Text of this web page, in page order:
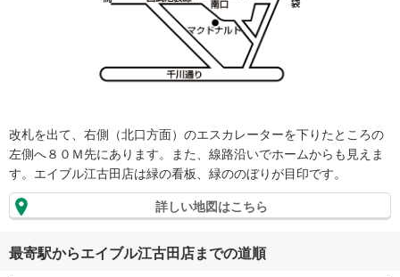
改札を出て、右側（北口方面）のエスカレーターを下りたところの
左側へ８０Ｍ先にあります。また、線路沿いでホームからも見えま
す。エイブル江古田店は緑の看板、緑ののぼりが目印です。
詳しい地図はこちら
最寄駅からエイブル江古田店までの道順